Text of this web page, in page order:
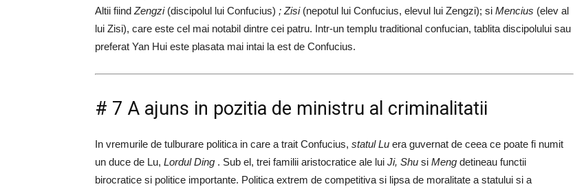
Altii fiind Zengzi(discipolul lui Confucius) ; Zisi(nepotul lui Confucius, elevul lui Zengzi); si Mencius (elev al
lui Zisi), care este cel mai notabil dintre cei patru. Intr-un templu traditional confucian, tablita discipolului sau
preferat Yan Hui este plasata mai intai la est de Confucius.
# 7 A ajuns in pozitia de ministru al criminalitatii
In vremurile de tulburare politica in care a trait Confucius, statul Lu era guvernat de ceea ce poate fi numit
un duce de Lu, Lordul Ding . Sub el, trei familii aristocratice ale lui Ji, Shu si Meng detineau functii
birocratice si politice importante. Politica extrem de competitiva si lipsa de moralitate a statului si a